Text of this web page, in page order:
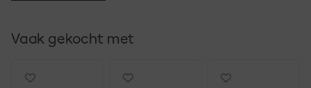
Vaak gekocht met